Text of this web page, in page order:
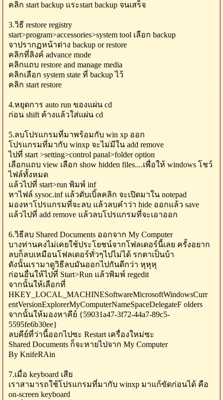
คลิก start backup แระstart backup จนเสร็จ
3.วิธี restore registry
start>program>accessories>system tool เลือก backup
จาปรากฏหน้าต่าง backup or restore
คลิกที่ลิงค์ advance mode
คลิกแถบ restore and manage media
คลิกเลือก system state ที่ backup ไว้
คลิก start restore
4.หยุดการ auto run ของแผ่น cd
ก่อน shift ค้างแล้วใส่แผ่น cd
5.ลบโปรแกรมที่มาพร้อมกับ win xp ออก
โปรแกรมที่มากับ winxp จะไม่มีใน add remove
ไปที่ start >setting>control panal>folder option
เลือกแถบ view เลือก show hidden files....เพื่อให้ windows โชว์
ไฟล์ทั้งหมด
แล้วไปที่ start>run พิมพ์ inf
หาไฟล์ sysoc.inf แล้วดับเบิ้ลคลิก จะเปิดมาใน notepad
มองหาโปรแกรมที่จะลบ แล้วลบคำว่า hide ออกแล้ว save
แล้วไปที่ add remove แล้วลบโปรแกรมที่จะเอาออก
6.วิธีลบ Shared Documents ออกจาก My Computer
บางท่านคงไม่เคยใช้ประโยชน์จากโฟลเดอร์นี้เลย ครั้งอยาก
ลบก็ลบเหมือนโฟลเดอร์ทั่วๆไปไม่ได้ รกตาเป็นบ้า
ดังนั้นเรามาดูวิธีลบมันออกไปกันดีกว่า หุหุหุ
ก่อนอื่นให้ไปที่ Start>Run แล้วพิมพ์ regedit
จากนั้นให้เลือกที่
HKEY_LOCAL_MACHINESoftwareMicrosoftWindowsCurr
entVersionExplorerMyComputerNameSpaceDelegateF olders
จากนั้นให้มองหาคีย์ {59031a47-3f72-44a7-89c5-
5595fe6b30ee}
ลบคีย์ที่ว่านี้ออกไปซะ Restart เครื่องใหม่ซะ
Shared Documents ก็จะหายไปจาก My Computer
By KnifeRAin
7.เมื่อ keyboard เสีย
เราสามารถใช้โปรแกรมที่มากับ winxp มาแก้ขัดก่อนได้ คือ
on-screen keyboard